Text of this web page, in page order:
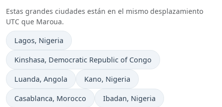
Estas grandes ciudades están en el mismo desplazamiento
UTC que Maroua.
Hora actual en
Lagos, Nigeria
Hora actual en
Kinshasa, Democratic Republic of Congo
Hora actual en
Luanda, Angola Hora actual en
Kano, Nigeria
Hora actual en
Casablanca, Morocco Hora actual en
Ibadan, Nigeria